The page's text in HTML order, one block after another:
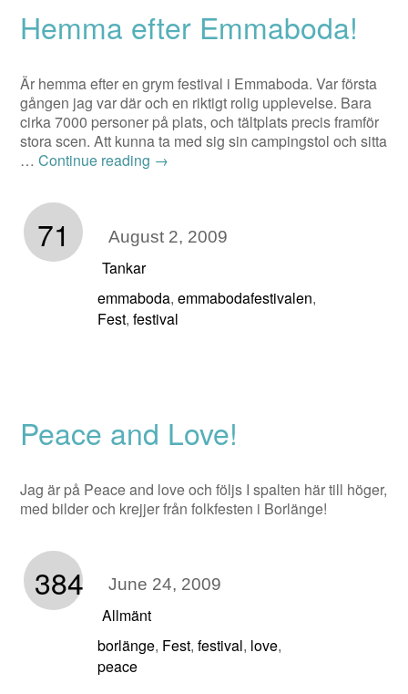
Hemma efter Emmaboda!
Är hemma efter en grym festival i Emmaboda. Var första
gången jag var där och en riktigt rolig upplevelse. Bara
cirka 7000 personer på plats, och tältplats precis framför
stora scen. Att kunna ta med sig sin campingstol och sitta
…Continue reading →
71 August 2, 2009
Tankar
emmaboda,emmabodafestivalen,
Fest,festival
Peace and Love!
Jag är på Peace and love och följs I spalten här till höger,
med bilder och krejjer från folkfesten i Borlänge!
384 June 24, 2009
Allmänt
borlänge, Fest,festival, love,
peace